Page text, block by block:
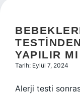
YAPILIR MI
Tarih: Eylül 7, 2024
Alerji testi